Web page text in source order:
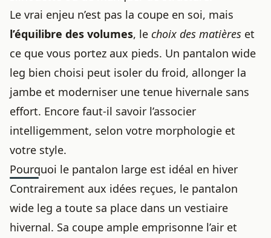
Le vrai enjeu n’est pas la coupe en soi, mais
l’équilibre des volumes, le choix des matières et
ce que vous portez aux pieds. Un pantalon wide
leg bien choisi peut isoler du froid, allonger la
jambe et moderniser une tenue hivernale sans
effort. Encore faut‑il savoir l’associer
intelligemment, selon votre morphologie et
votre style.
Pourquoi le pantalon large est idéal en hiver
Contrairement aux idées reçues, le pantalon
wide leg a toute sa place dans un vestiaire
hivernal. Sa coupe ample emprisonne l’air et